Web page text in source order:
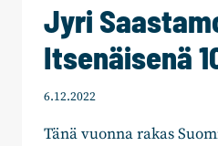
Jyri
Itsenäisenä
6.12.2022
Tänä vuonna rakas